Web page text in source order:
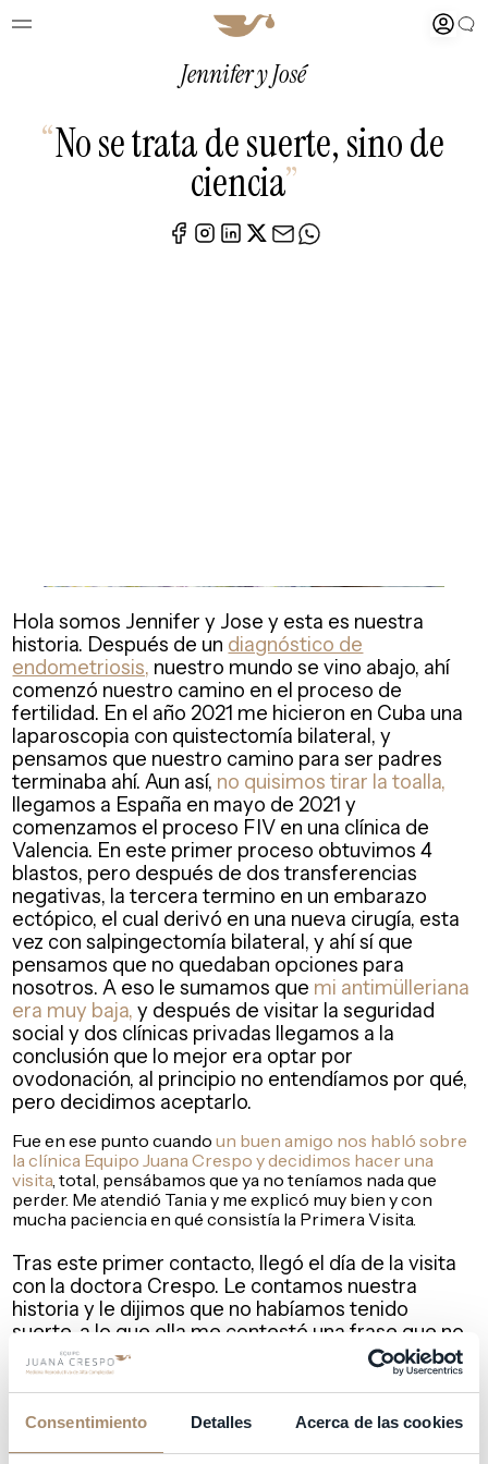
Consentimiento Detalles Acerca de las cookies
Jennifer y José
“No se trata de suerte, sino de
ciencia”
Hola somos Jennifer y Jose y esta es nuestra
historia. Después de un diagnóstico de
endometriosis, nuestro mundo se vino abajo, ahí
comenzó nuestro camino en el proceso de
fertilidad. En el año 2021 me hicieron en Cuba una
laparoscopia con quistectomía bilateral, y
pensamos que nuestro camino para ser padres
terminaba ahí. Aun así, no quisimos tirar la toalla,
llegamos a España en mayo de 2021 y
comenzamos el proceso FIV en una clínica de
Valencia. En este primer proceso obtuvimos 4
blastos, pero después de dos transferencias
negativas, la tercera termino en un embarazo
ectópico, el cual derivó en una nueva cirugía, esta
vez con salpingectomía bilateral, y ahí sí que
pensamos que no quedaban opciones para
nosotros. A eso le sumamos que mi antimülleriana
era muy baja, y después de visitar la seguridad
social y dos clínicas privadas llegamos a la
conclusión que lo mejor era optar por
ovodonación, al principio no entendíamos por qué,
pero decidimos aceptarlo.
Fue en ese punto cuandoun buen amigo nos habló sobre
la clínica Equipo Juana Crespo y decidimos hacer una
visita, total, pensábamos que ya no teníamos nada que
perder. Me atendió Tania y me explicó muy bien y con
mucha paciencia en qué consistía la Primera Visita.
Tras este primer contacto, llegó el día de la visita
con la doctora Crespo. Le contamos nuestra
historia y le dijimos que no habíamos tenido
suerte, a lo que ella me contestó una frase que no
olvidaré,«Jennifer, no se trata de suerte, sino de
ciencia». Lo que más me gustó de esa Primera
Visita fue su determinación, yque tuviera un plan
bien definido para nosotros.
Me dijo que
necesitábamos modificar mi útero, que lo tenía en